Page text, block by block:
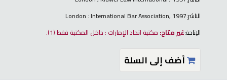
الناشر:London : International Bar Association, 1997
الإتاحة:غير متاح: مكتبة اتحاد الإمارات : داخل المكتبة فقط(1).
أضف إلى السلة